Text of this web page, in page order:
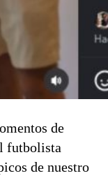
de
futbolista
de nuestro